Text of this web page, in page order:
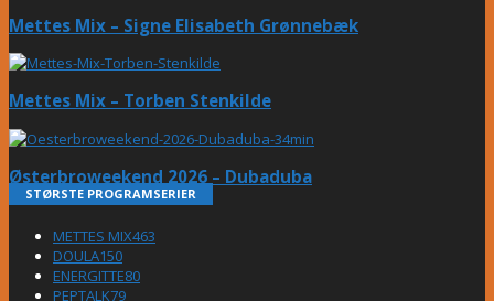
Mettes Mix – Signe Elisabeth Grønnebæk
Mettes Mix – Torben Stenkilde
Østerbroweekend 2026 – Dubaduba
STØRSTE PROGRAMSERIER
METTES MIX463
DOULA150
ENERGITTE80
PEPTALK79